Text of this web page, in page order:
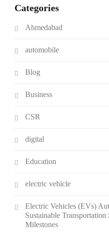
Categories
Ahmedabad
automobile
Blog
Business
CSR
digital
Education
electric vehicle
Electric Vehicles (EVs)
Sustainable Transportation
Milestones